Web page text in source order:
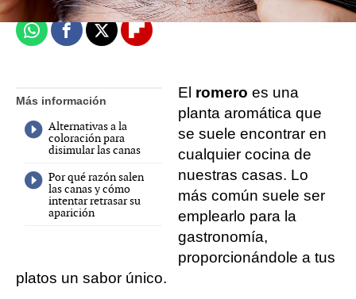
WhatsappFacebook
X Flipboard
Más información
Alternativas a la
coloración para
disimular las canas
Por qué razón salen
las canas y cómo
intentar retrasar su
aparición
El romero es una
planta aromática que
se suele encontrar en
cualquier cocina de
nuestras casas. Lo
más común suele ser
emplearlo para la
gastronomía,
proporcionándole a tus
platos un sabor único.